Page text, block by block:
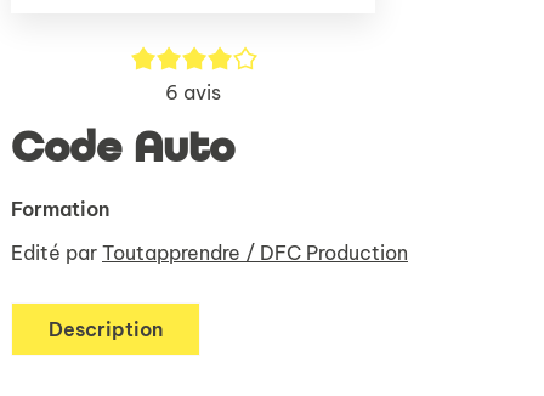
4/5
6 avis
Code Auto
Formation
Edité par Toutapprendre / DFC Production
Description